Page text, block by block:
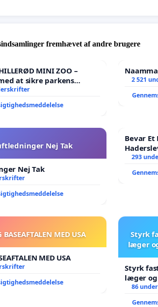
verdens rigeste lande, derer pengetil
under på, at det ikke er acceptabelt at
ressourcerne.
at vores folkevalgte politikere finder
fremhævet af andre brugere
MINI ZOO –
at sikre parkens
2 521
Nej Tak
Nej Tak
Bevar
293
BASEAFTALEN MED USA
MED USA
Styrk
læger
Styrk
læger og
86